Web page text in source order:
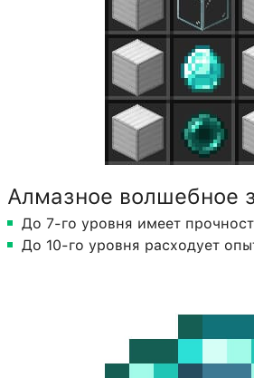
Алмазное волшебное
До 7-го уровня имеет
До 10-го уровня расходует